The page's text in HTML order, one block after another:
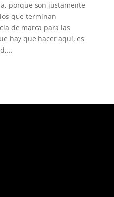
porque son justamente
que terminan
de marca para las
hay que hacer aquí, es